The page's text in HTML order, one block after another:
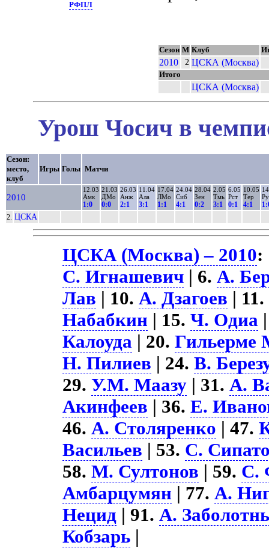
РФПЛ
Сезон М Клуб
2010 2 ЦСКА (Москва)
Итого
ЦСКА (Москва)
Урош Чосич в
Сезон:
место,
клуб
Игры Голы Матчи
2010
12.03
Амк
1:0
21.03
ДМо
0:0
26.03
Анж
2:1
11.04
Ала
3:1
17.04
ЛМо
1:1
24.04
Сиб
4:1
28.04
Зен
0:2
2.05
Тмь
3:1
6.05
Рст
0:1
10.05
Тер
4:1
2. ЦСКА
ЦСКА (Москва) – 2010:
С. Игнашевич | 6.А.
Лав | 10.А. Дзагоев | 11.
Набабкин | 15.Ч. Одиа
Калоуда | 20.Гильерме
Н. Пилиев | 24.В.
29.У.М. Маазу | 31.А.
Акинфеев | 36.Е.
46.А. Столяренко | 47.
Васильев | 53. С.
58.М. Султонов | 59. С.
Амбарцумян | 77.А.
Нецид | 91.А.
Кобзарь |